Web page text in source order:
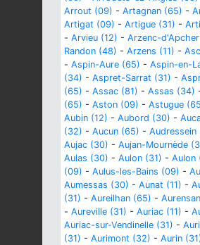
Arrout (09) - Artagnan (65) -
Artigat (09) - Artigue (31) -
- Arvieu (12) - Arzenc-
Randon (48) - Arzens (11) -
- Aspin-Aure (65) - Aspin-en-
(34) - Aspret-Sarrat (31) -
(65) - Assac (81) - Assas (34)
(65) - Aston (09) - Astugue
Aubin (12) - Aubord (30) -
(32) - Aucun (65) - Audressein
Aujac (30) - Aujan-Mournède
Aulas (30) - Aulon (31) - Aulon
(09) - Aulus-les-Bains (09) -
Aumessas (30) - Aunat (11) -
(31) - Aureilhan (65) -
- Aureville (31) - Auriac (11) -
Auriac-sur-Vendinelle (31) -
(31) - Aurimont (32) - Aurin